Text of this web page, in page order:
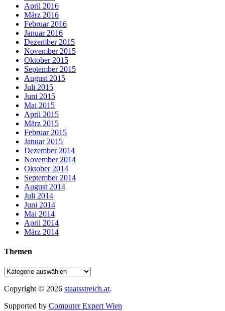
April 2016
März 2016
Februar 2016
Januar 2016
Dezember 2015
November 2015
Oktober 2015
September 2015
August 2015
Juli 2015
Juni 2015
Mai 2015
April 2015
März 2015
Februar 2015
Januar 2015
Dezember 2014
November 2014
Oktober 2014
September 2014
August 2014
Juli 2014
Juni 2014
Mai 2014
April 2014
März 2014
Themen
Copyright © 2026 staatsstreich.at.
Supported by Computer Expert Wien